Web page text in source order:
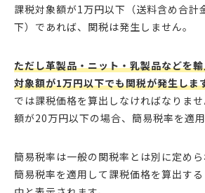
課税対象額が1万円以下（送料含め合計
下）であれば、関税は発生しません。
ただし革製品・ニット・乳製品などを
対象額が1万円以下でも関税が発生しま
では課税価格を算出しなければなりま
額が20万円以下の場合、簡易税率を適用
簡易税率は一般の関税率とは別に定めら
簡易税率を適用して課税価格を算出す